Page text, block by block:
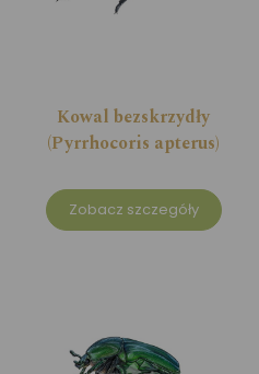
Kowal bezskrzydły
(Pyrrhocoris apterus)
Zobacz szczegóły